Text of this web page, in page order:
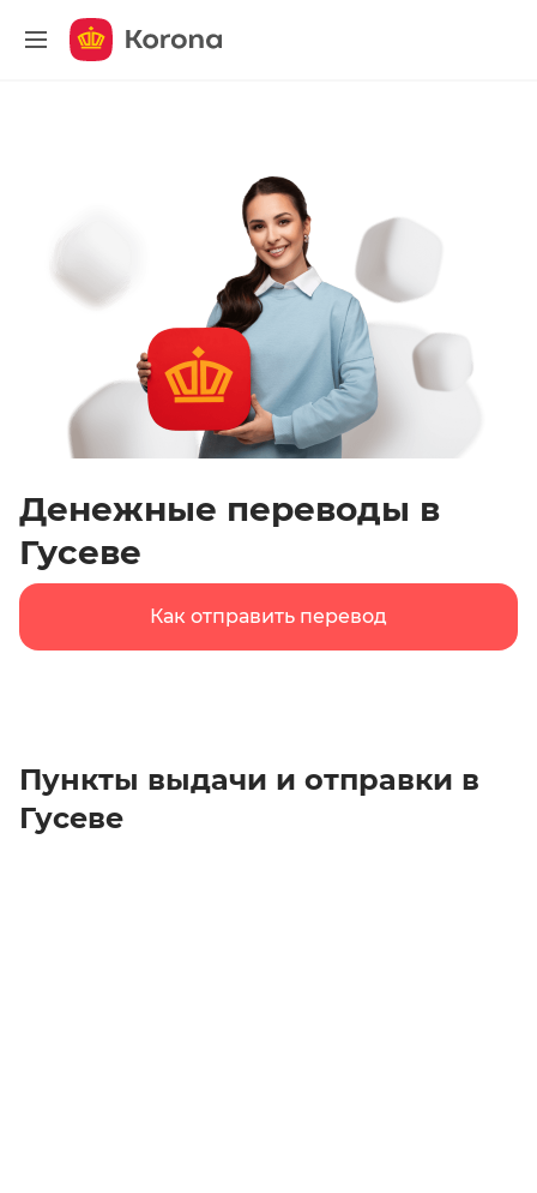
Денежные переводы в
Гусеве
Как отправить перевод
Пункты выдачи и отправки в
Гусеве